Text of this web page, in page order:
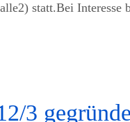
statt.Bei
3